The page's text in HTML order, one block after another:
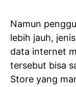
Namun
lebih jauh,
data internet
tersebut bisa
Store yang